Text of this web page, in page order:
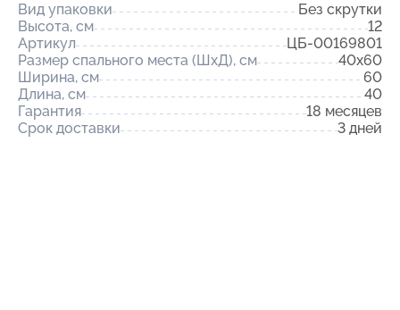
Вид упаковки
Без скрутки
Высота, см
12
Артикул
ЦБ-00169801
Размер спального места (ШхД), см
40x60
Ширина, см
60
Длина, см
40
Гарантия
18 месяцев
Срок доставки
3 дней